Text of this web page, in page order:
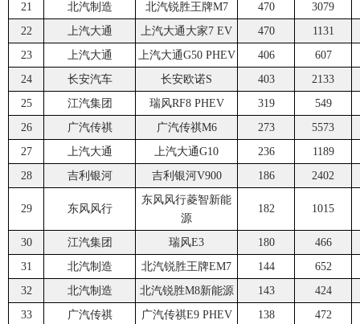
21
北汽制造 北汽锐胜王牌M7 470
3079
22
上汽大通 上汽大通大家7 EV 470
1131
23
上汽大通 上汽大通G50 PHEV 406
607
24
长安汽车 长安欧诺S 403
2133
25
江汽集团 瑞风RF8 PHEV 319
549
26
广汽传祺 广汽传祺M6 273
5573
27
上汽大通 上汽大通G10 236
1189
28
吉利银河 吉利银河V900 186 2402
29 东风风行
东风风行菱智新能
源
182 1015
30 江汽集团 瑞风E3 180
466
31
北汽制造 北汽锐胜王牌EM7 144
652
32
北汽制造 北汽锐胜M8新能源 143
424
33
广汽传祺 广汽传祺E9 PHEV 138
472